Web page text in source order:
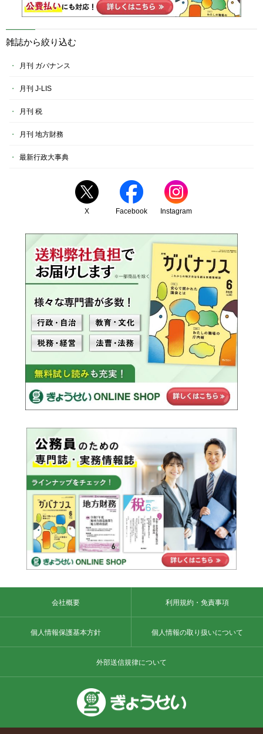
雑誌から絞り込む
月刊 ガバナンス
月刊 J-LIS
月刊 税
月刊 地方財務
最新行政大事典
X Facebook Instagram
会社概要 利用規約・免責事項
個人情報保護基本方針 個人情報の取り扱いについて
外部送信規律について